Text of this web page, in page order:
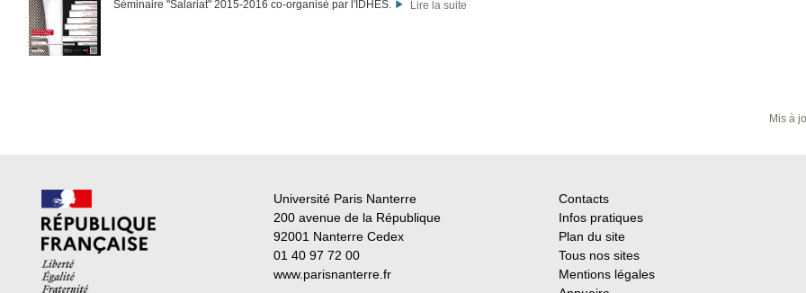
Séminaire "Salariat" 2015-2016 co-organisé par l'IDHES.
Lire la suite
Mis à
Université Paris Nanterre
200 avenue de la République
92001 Nanterre Cedex
01 40 97 72 00
www.parisnanterre.fr
Contacts
Infos pratiques
Plan du site
Tous nos sites
Mentions légales